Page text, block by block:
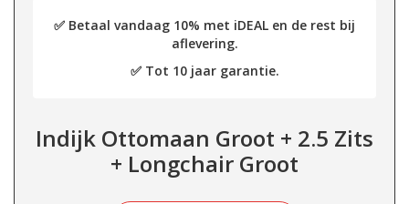
✅ Betaal vandaag 10% met iDEAL en de rest bij
aflevering.
✅ Tot 10 jaar garantie.
Indijk Ottomaan Groot + 2.5 Zits
+ Longchair Groot